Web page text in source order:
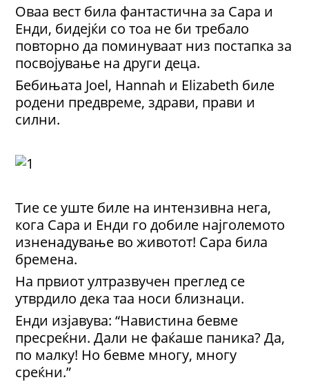
Оваа вест била фантастична за Сара и
Енди, бидејќи со тоа не би требало
повторно да поминуваат низ постапка за
посвојување на други деца.
Бебињата Joel, Hannah и Elizabeth биле
родени предвреме, здрави, прави и
силни.
Тие се уште биле на интензивна нега,
кога Сара и Енди го добиле најголемото
изненадување во животот! Сара била
бремена.
На првиот ултразвучен преглед се
утврдило дека таа носи близнаци.
Енди изјавува: “Навистина бевме
пресреќни. Дали не фаќаше паника? Да,
по малку! Но бевме многу, многу
среќни.”